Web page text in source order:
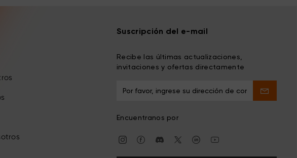
Suscripción del e-mail
Recibe las últimas actualizaciones,
invitaciones y ofertas directamente
Encuentranos por